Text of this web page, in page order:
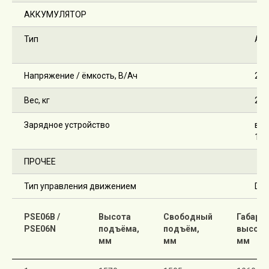
АККУМУЛЯТОР
Тип
Напряжение / ёмкость, В/Ач
Вес, кг 2 х
Зарядное устройство
ПРОЧЕЕ
Тип управления движением DC
PSE06B /
PSE06N
Высота
подъёма,
мм
Свободный
подъём,
мм
мм